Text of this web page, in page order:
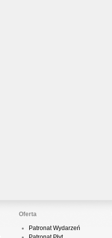
Oferta
Patronat Wydarzeń